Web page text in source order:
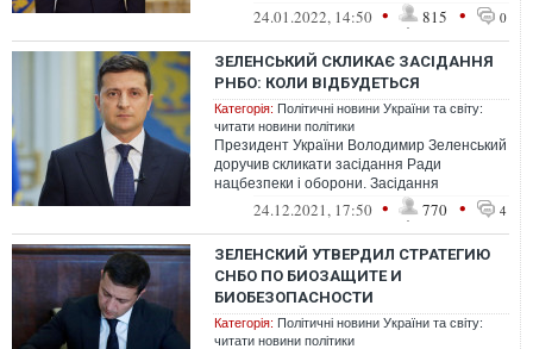
17:00.24.01.2022, 14:50 • 815 • 0
ЗЕЛЕНСЬКИЙ СКЛИКАЄ ЗАСІДАННЯ
РНБО: КОЛИ ВІДБУДЕТЬСЯ
Категорія: Політичні новини України та світу:
читати новини політики
Президент України Володимир Зеленський
доручив скликати засідання Ради
нацбезпеки і оборони. Засідання
відбудеться наступного тижня.
24.12.2021, 17:50 • 770 • 4
ЗЕЛЕНСКИЙ УТВЕРДИЛ СТРАТЕГИЮ
СНБО ПО БИОЗАЩИТЕ И
БИОБЕЗОПАСНОСТИ
Категорія: Політичні новини України та світу:
читати новини політики